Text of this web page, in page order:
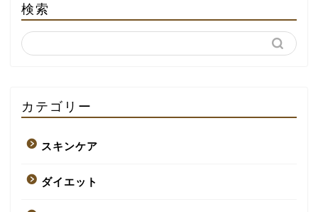
検索
カテゴリー
スキンケア
ダイエット